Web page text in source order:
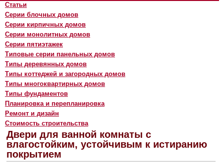
Статьи
Серии блочных домов
Серии кирпичных домов
Серии монолитных домов
Серии пятиэтажек
Типовые серии панельных домов
Типы деревянных домов
Типы коттеджей и загородных домов
Типы многоквартирных домов
Типы фундаментов
Планировка и перепланировка
Ремонт и дизайн
Стоимость строительства
Двери для ванной комнаты с
влагостойким, устойчивым к истиранию
покрытием